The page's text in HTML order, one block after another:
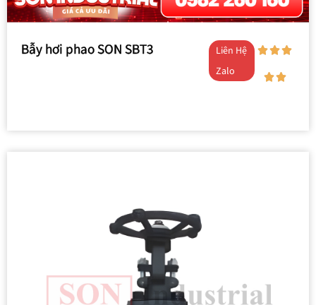
Bẫy hơi phao SON SBT3
Liên Hệ
Zalo